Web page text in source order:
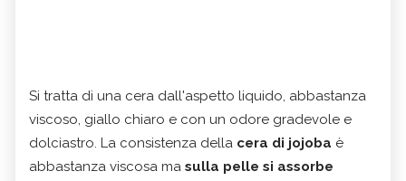
Si tratta di una cera dall'aspetto liquido, abbastanza
viscoso, giallo chiaro e con un odore gradevole e
dolciastro. La consistenza della cera di jojoba è
abbastanza viscosa ma sulla pelle si assorbe